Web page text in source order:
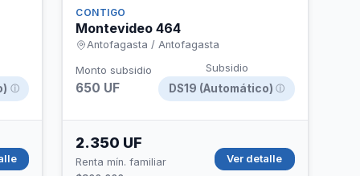
ⓘ
CONTIGO
Montevideo 464
Antofagasta / Antofagasta
Monto subsidio
650 UF
Subsidio
DS19 (Automático) ⓘ
2.350 UF
Renta mín. familiar
Ver detalle